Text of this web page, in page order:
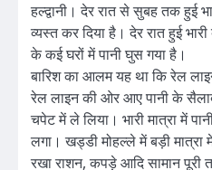
हल्द्वानी। देर रात से सुबह तक हुई
व्यस्त कर दिया है। देर रात हुई
के कई घरों में पानी घुस गया है।
बारिश का आलम यह था कि रेल
रेल लाइन की ओर आए पानी के
चपेट में ले लिया। भारी मात्रा में
लगा। खड्डी मोहल्ले में बड़ी मात्रा
रखा राशन, कपड़े आदि सामान पूरी